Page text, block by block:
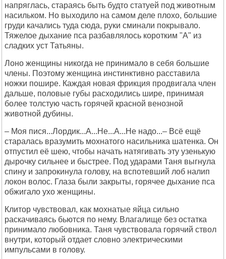
напряглась, стараясь быть будто статуей под животным
насильком. Но выходило на самом деле плохо, большие
груди качались туда сюда, руки сминали покрывало.
Тяжелое дыхание пса разбавлялось коротким "А" из
сладких уст Татьяны.
Лоно женщины никогда не принимало в себя большие
члены. Поэтому женщина инстинктивно расставила
ножки пошире. Каждая новая фрикция продвигала член
дальше, половые губы расходились шире, принимая
более толстую часть горячей красной венозной
животной дубины.
– Моя пися...Лордик...А...Не...А...Не надо...– Всё ещё
старалась вразумить мохнатого насильника шатенка. Он
отпустил её шею, чтобы начать натягивать эту узенькую
дырочку сильнее и быстрее. Под ударами Таня выгнула
спину и запрокинула голову, на вспотевший лоб налип
локон волос. Глаза были закрыты, горячее дыхание пса
обжигало ухо женщины.
Клитор чувствовал, как мохнатые яйца сильно
раскачиваясь бьются по нему. Влагалище без остатка
принимало любовника. Таня чувствовала горячий ствол
внутри, который отдает словно электрическими
импульсами в голову.